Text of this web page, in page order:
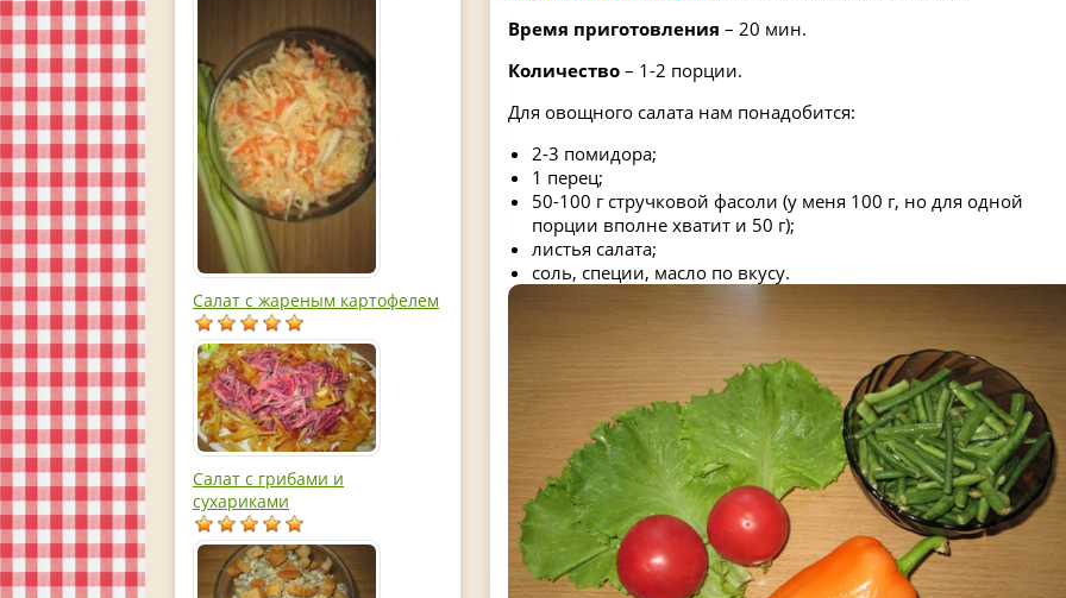
Салат с жареным картофелем
Салат с грибами и
сухариками
Время приготовления – 20 мин.
Количество – 1-2 порции.
Для овощного салата нам понадобится:
2-3 помидора;
1 перец;
50-100 г стручковой фасоли (у меня 100 г, но для одной
порции вполне хватит и 50 г);
листья салата;
соль, специи, масло по вкусу.